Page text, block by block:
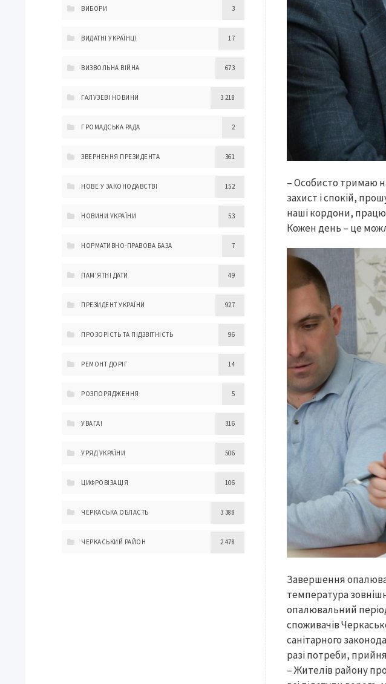
– Особисто тримаю
захист і спокій,
наші кордони,
Кожен день – це
Завершення
температура
опалювальний
споживачів
санітарного
разі потреби,
– Жителів району
ВИБОРИ 3
ВИДАТНІ УКРАЇНЦІ 17
ВИЗВОЛЬНА ВІЙНА 673
ГАЛУЗЕВІ НОВИНИ 3 218
ГРОМАДСЬКА РАДА 2
ЗВЕРНЕННЯ ПРЕЗИДЕНТА 361
НОВЕ У ЗАКОНОДАВСТВІ 152
НОВИНИ УКРАЇНИ 53
НОРМАТИВНО-ПРАВОВА БАЗА 7
ПАМ'ЯТНІ ДАТИ 49
ПРЕЗИДЕНТ УКРАЇНИ 927
ПРОЗОРІСТЬ ТА ПІДЗВІТНІСТЬ 96
РЕМОНТ ДОРІГ 14
РОЗПОРЯДЖЕННЯ 5
УВАГА! 316
УРЯД УКРАЇНИ 506
ЦИФРОВІЗАЦІЯ 106
ЧЕРКАСЬКА ОБЛАСТЬ 3 388
ЧЕРКАСЬКИЙ РАЙОН 2 478